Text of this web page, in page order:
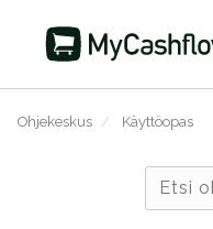
Ohjekeskus / Käyttöopas